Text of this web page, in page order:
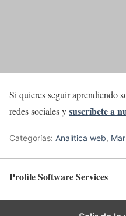
Si quieres seguir aprendiendo
redes sociales ysuscríbete a
Categorías: Analítica web,
Profile Software Services